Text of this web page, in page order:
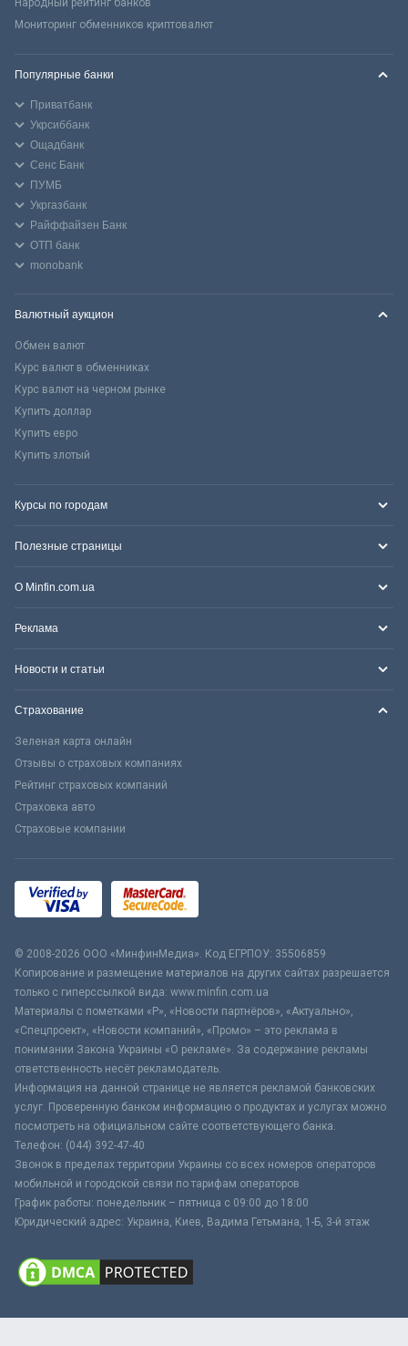
Мониторинг обменников криптовалют
Популярные банки
Приватбанк
Укрсиббанк
Ощадбанк
Сенс Банк
ПУМБ
Укргазбанк
Райффайзен Банк
ОТП банк
monobank
Валютный аукцион
Обмен валют
Курс валют в обменниках
Курс валют на черном рынке
Купить доллар
Купить евро
Купить злотый
Курсы по городам
Полезные страницы
О Minfin.com.ua
Реклама
Новости и статьи
Страхование
Зеленая карта онлайн
Отзывы о страховых компаниях
Рейтинг страховых компаний
Страховка авто
Страховые компании
© 2008-2026 ООО «МинфинМедиа». Код ЕГРПОУ: 35506859
Копирование и размещение материалов на других сайтах разрешается
только с гиперссылкой вида: www.minfin.com.ua
Материалы с пометками «Р», «Новости партнёров», «Актуально»,
«Спецпроект», «Новости компаний», «Промо» – это реклама в
понимании Закона Украины «О рекламе». За содержание рекламы
ответственность несёт рекламодатель.
Информация на данной странице не является рекламой банковских
услуг. Проверенную банком информацию о продуктах и услугах можно
посмотреть на официальном сайте соответствующего банка.
Телефон: (044) 392-47-40
Звонок в пределах территории Украины со всех номеров операторов
мобильной и городской связи по тарифам операторов
График работы: понедельник – пятница с 09:00 до 18:00
Юридический адрес: Украина, Киев, Вадима Гетьмана, 1-Б, 3-й этаж